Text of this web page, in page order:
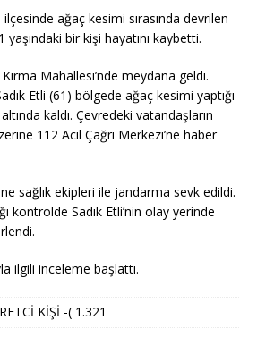
ağaç kesimi sırasında devrilen
yaşındaki bir kişi hayatını kaybetti.
Mahallesi’nde meydana geldi.
Etli (61) bölgede ağaç kesimi yaptığı
kaldı. Çevredeki vatandaşların
112 Acil Çağrı Merkezi’ne haber
sağlık ekipleri ile jandarma sevk edildi.
kontrolde Sadık Etli’nin olay yerinde
ilgili inceleme başlattı.
KİŞİ -( 1.321